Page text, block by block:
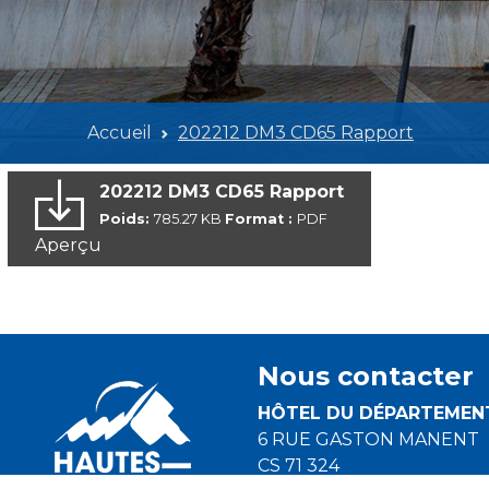
Accueil 202212 DM3 CD65 Rapport
202212 DM3 CD65 Rapport
Poids: 785.27 KB Format : PDF
Aperçu
Nous contacter
HÔTEL DU
6 RUE GASTON MANENT
CS 71 324